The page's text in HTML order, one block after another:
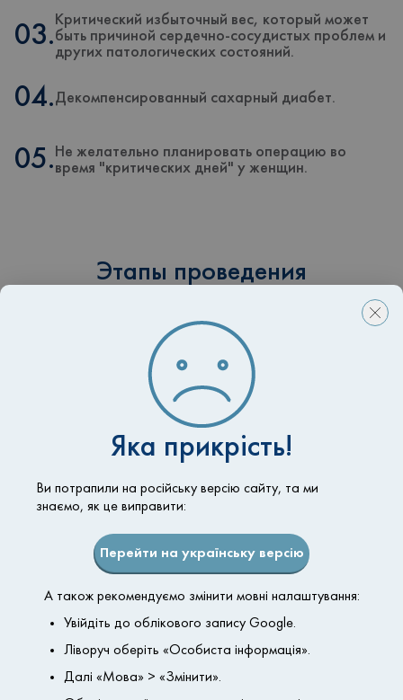
03.
Критический избыточный вес, который может
быть причиной сердечно-сосудистых проблем и
других патологических состояний.
04.Декомпенсированный сахарный диабет.
05.Не желательно планировать операцию во
время "критических дней" у женщин.
Этапы проведения
Консультация
Определение личных
ожиданий пациента.
Подробное обсуждение
возможностей, плана и
результата операции.
День операции
Контрольный осмотр
анестезиолога,
предоперационная разметка,
хирургический процесс, во
Яка прикрість!
Ви потрапили на російську версію сайту, та ми
знаємо, як це виправити:
Перейти на українську версію
А також рекомендуємо змінити мовні налаштування:
Увійдіть до облікового запису Google.
Ліворуч оберіть «Особиста інформація».
Далі «Мова» > «Змінити».